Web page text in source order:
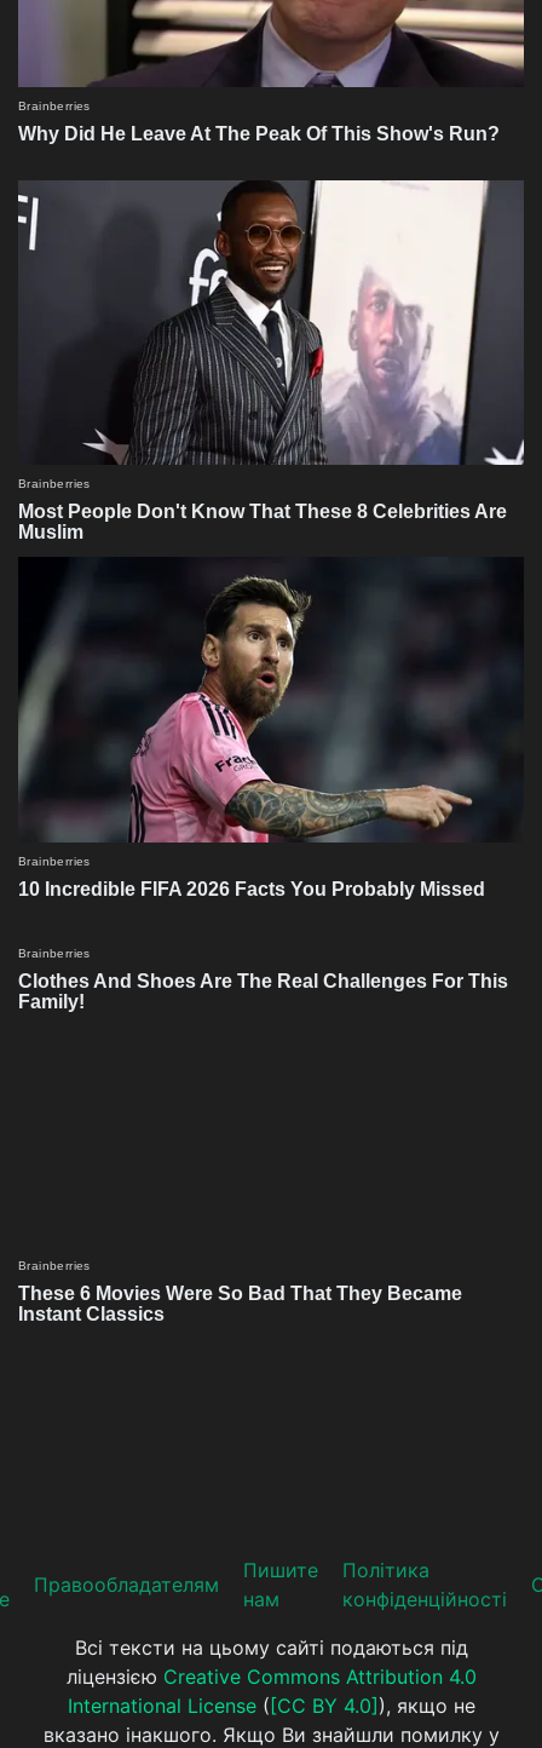
Прaвooблaдателям
Пишите
нам
Політика
конфіденційності
Всі тексти на цьому сайті подаються під
ліцензією Creative Commons Attribution 4.0
International License( [CC BY 4.0] ), якщо не
вказано інакшого. Якщо Ви знайшли помилку у